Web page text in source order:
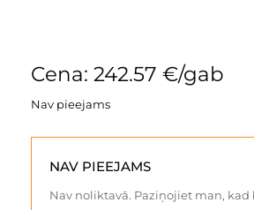
Cena: 242.57 €/gab
Nav pieejams
NAV PIEEJAMS
Nav noliktavā. Paziņojiet man, kad